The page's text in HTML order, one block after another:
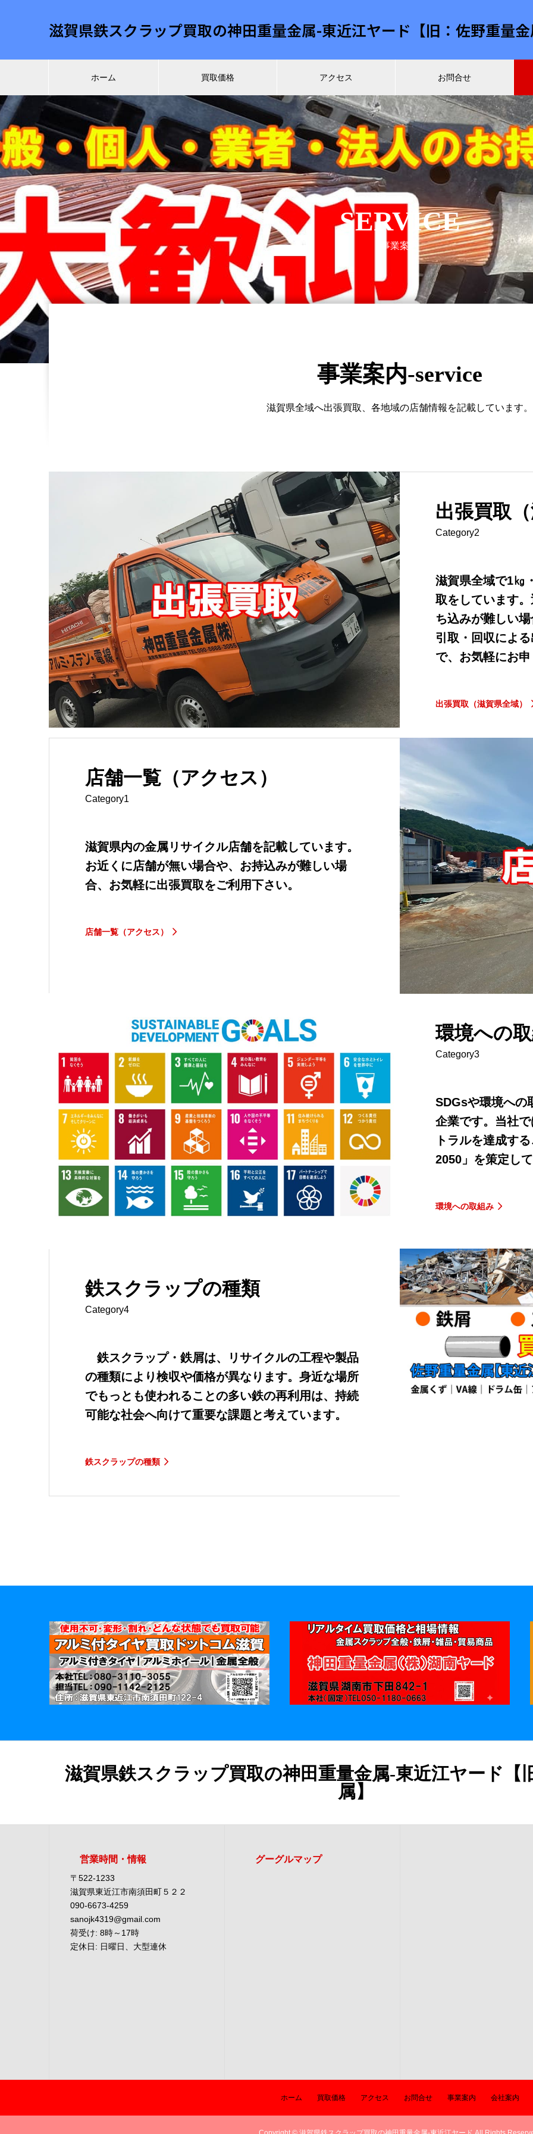
滋賀県鉄スクラップ買取の神田重量金属-東近江ヤード【旧：佐野重量
ホーム 買取価格 アクセス お問合せ
SERVICE
事業案内
事業案内-service
滋賀県全域へ出張買取、各地域の店舗情報を記載しています。
出張買取
Category2
滋賀県全域で1㎏
取をしています
ち込みが難しい
引取・回収によ
で、お気軽にお
出張買取（滋賀県全域）
店舗一覧（アクセス）
Category1
滋賀県内の金属リサイクル店舗を記載しています。
お近くに店舗が無い場合や、お持込みが難しい場
合、お気軽に出張買取をご利用下さい。
店舗一覧（アクセス）
環境への
Category3
SDGsや環境への
企業です。当社
トラルを達成す
2050」を策定し
環境への取組み
鉄スクラップの種類
Category4
鉄スクラップ・鉄屑は、リサイクルの工程や製品
の種類により検収や価格が異なります。身近な場所
でもっとも使われることの多い鉄の再利用は、持続
可能な社会へ向けて重要な課題と考えています。
鉄スクラップの種類
滋賀県鉄スクラップ買取の神田重量金属-東近江ヤード【
属】
営業時間・情報
〒522-1233
滋賀県東近江市南須田町５２２
090-6673-4259
sanojk4319@gmail.com
荷受け: 8時～17時
定休日: 日曜日、大型連休
グーグルマップ
ホーム 買取価格 アクセス お問合せ 事業案内 会社案内